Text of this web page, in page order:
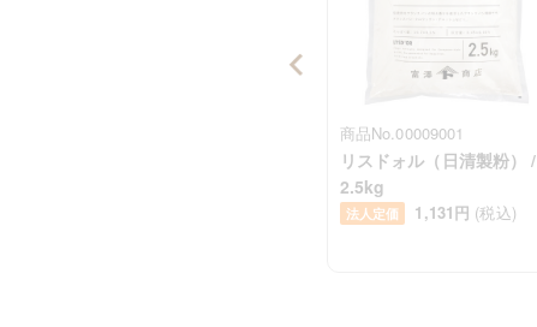
商品No.00009001
リスドォル（日清製粉） /
2.5kg
法人定価 1,131円 (税込)